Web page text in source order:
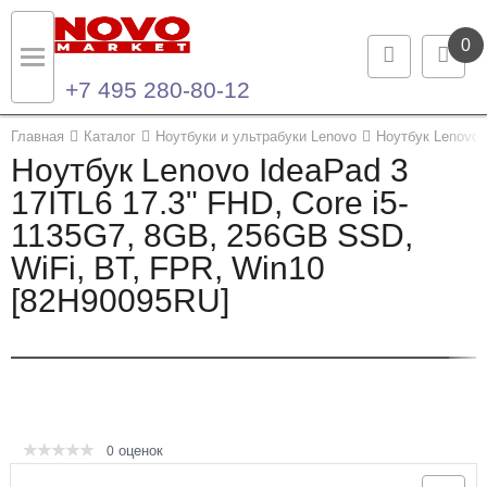
0
+7 495 280-80-12
Главная Каталог Ноутбуки и ультрабуки Lenovo Ноутбук
Ноутбук Lenovo IdeaPad 3
17ITL6 17.3" FHD, Core i5-
1135G7, 8GB, 256GB SSD,
WiFi, BT, FPR, Win10
[82H90095RU]
0 оценок
Назад
Каталог продукции
Ноутбуки и ультрабуки
Компьютеры
Назад
Контакты
Контактная информация